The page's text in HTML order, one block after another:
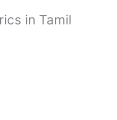
in Tamil